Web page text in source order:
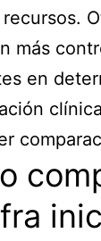
más
en